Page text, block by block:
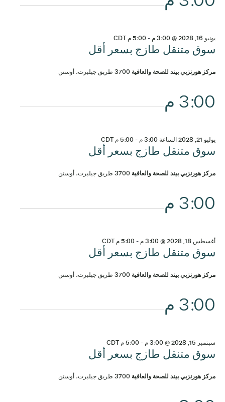
سوق متنقل طازج بسعر أقل
يونيو 16, 2028 @ 3:00 م -5:00 م CDT
مركز هورنزبي بيند للصحة والعافية3700 طريق جيلبرت، أوستن
3:00 م
سوق متنقل طازج بسعر أقل
يوليو 21, 2028 الساعة 3:00 م -5:00 م CDT
مركز هورنزبي بيند للصحة والعافية3700 طريق جيلبرت، أوستن
3:00 م
سوق متنقل طازج بسعر أقل
أغسطس 18, 2028 @ 3:00 م -5:00 م CDT
مركز هورنزبي بيند للصحة والعافية3700 طريق جيلبرت، أوستن
3:00 م
سوق متنقل طازج بسعر أقل
سبتمبر 15, 2028 @ 3:00 م -5:00 م CDT
مركز هورنزبي بيند للصحة والعافية3700 طريق جيلبرت، أوستن